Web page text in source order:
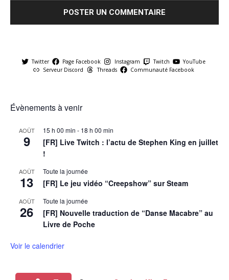
Twitter Page Facebook Instagram Twitch
YouTube
Serveur Discord
Threads Communauté Facebook
Évènements à venir
AOÛT
9
15 h 00 min - 18 h 00 min
[FR] Live Twitch : l’actu de Stephen King en juillet
!
AOÛT
13
Toute la journée
[FR] Le jeu vidéo “Creepshow” sur Steam
AOÛT
26
Toute la journée
[FR] Nouvelle traduction de “Danse Macabre” au
Livre de Poche
Voir le calendrier